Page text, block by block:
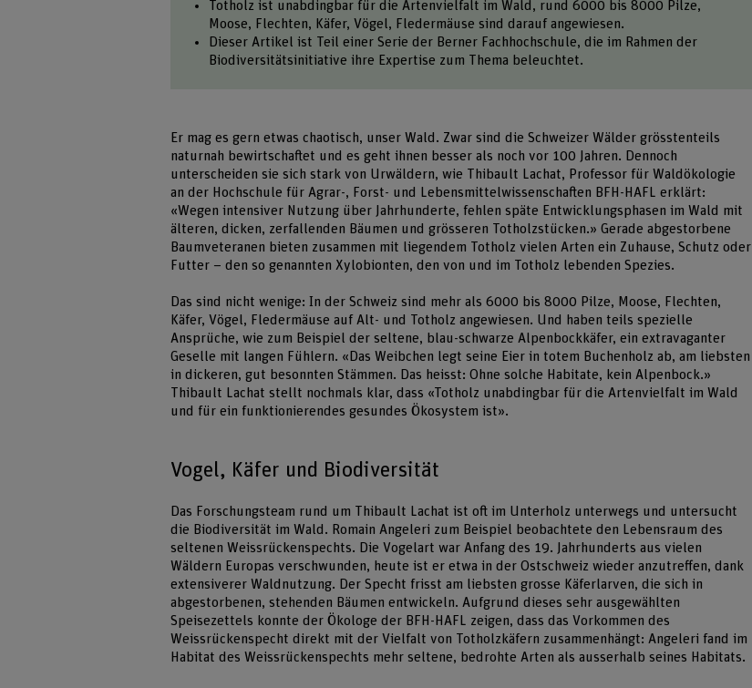
Totholz ist unabdingbar für die Artenvielfalt im Wald, rund 6000 bis 8000 Pilze,
Moose, Flechten, Käfer, Vögel, Fledermäuse sind darauf angewiesen.
Dieser Artikel ist Teil einer Serie der Berner Fachhochschule, die im Rahmen der
Biodiversitätsinitiative ihre Expertise zum Thema beleuchtet.
Er mag es gern etwas chaotisch, unser Wald. Zwar sind die Schweizer Wälder grösstenteils
naturnah bewirtschaftet und es geht ihnen besser als noch vor 100 Jahren. Dennoch
unterscheiden sie sich stark von Urwäldern, wie Thibault Lachat, Professor für Waldökologie
an der Hochschule für Agrar-, Forst- und Lebensmittelwissenschaften BFH-HAFL erklärt:
«Wegen intensiver Nutzung über Jahrhunderte, fehlen späte Entwicklungsphasen im Wald mit
älteren, dicken, zerfallenden Bäumen und grösseren Totholzstücken.» Gerade abgestorbene
Baumveteranen bieten zusammen mit liegendem Totholz vielen Arten ein Zuhause, Schutz oder
Futter – den so genannten Xylobionten, den von und im Totholz lebenden Spezies.
Das sind nicht wenige: In der Schweiz sind mehr als 6000 bis 8000 Pilze, Moose, Flechten,
Käfer, Vögel, Fledermäuse auf Alt- und Totholz angewiesen. Und haben teils spezielle
Ansprüche, wie zum Beispiel der seltene, blau-schwarze Alpenbockkäfer, ein extravaganter
Geselle mit langen Fühlern. «Das Weibchen legt seine Eier in totem Buchenholz ab, am liebsten
in dickeren, gut besonnten Stämmen. Das heisst: Ohne solche Habitate, kein Alpenbock.»
Thibault Lachat stellt nochmals klar, dass «Totholz unabdingbar für die Artenvielfalt im Wald
und für ein funktionierendes gesundes Ökosystem ist».
Vogel, Käfer und Biodiversität
Das Forschungsteam rund um Thibault Lachat ist oft im Unterholz unterwegs und untersucht
die Biodiversität im Wald. Romain Angeleri zum Beispiel beobachtete den Lebensraum des
seltenen Weissrückenspechts. Die Vogelart war Anfang des 19. Jahrhunderts aus vielen
Wäldern Europas verschwunden, heute ist er etwa in der Ostschweiz wieder anzutreffen, dank
extensiverer Waldnutzung. Der Specht frisst am liebsten grosse Käferlarven, die sich in
abgestorbenen, stehenden Bäumen entwickeln. Aufgrund dieses sehr ausgewählten
Speisezettels konnte der Ökologe der BFH-HAFL zeigen, dass das Vorkommen des
Weissrückenspecht direkt mit der Vielfalt von Totholzkäfern zusammenhängt: Angeleri fand im
Habitat des Weissrückenspechts mehr seltene, bedrohte Arten als ausserhalb seines Habitats.